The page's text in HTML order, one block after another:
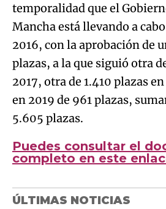
temporalidad que el
Mancha está llevando a
2016, con la aprobación de
plazas, a la que siguió otra
2017, otra de 1.410 plazas
en 2019 de 961 plazas,
5.605 plazas.
Puedes consultar el
completo en este
ÚLTIMAS NOTICIAS